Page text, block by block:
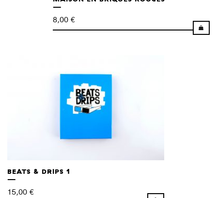
8,00 €
BEATS & DRIPS 1
15,00 €